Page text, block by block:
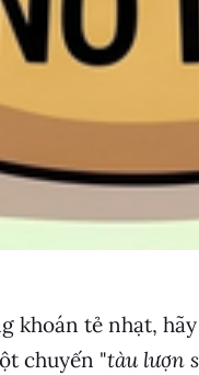
khoán tẻ nhạt,
chuyến "tàu lượn